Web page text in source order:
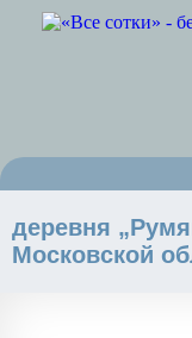
деревня
Московской